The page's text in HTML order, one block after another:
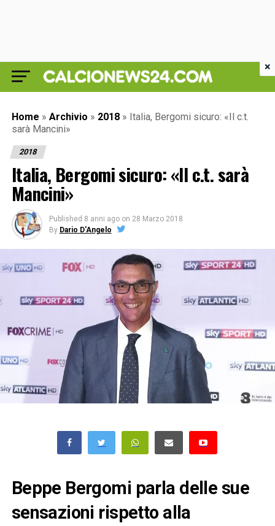
Home » Archivio » 2018 » Italia, Bergomi sicuro: «Il c.t.
sarà Mancini»
2018
Italia, Bergomi sicuro: «Il c.t. sarà
Mancini»
Published 8 anni ago on 28 Marzo 2018
By Dario D'Angelo
Beppe Bergomi parla delle sue
sensazioni rispetto alla
×